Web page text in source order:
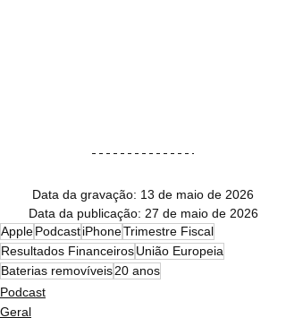
Data da gravação: 13 de maio de 2026
Data da publicação: 27 de maio de 2026
ApplePodcastiPhoneTrimestre Fiscal
Resultados FinanceirosUnião Europeia
Baterias removíveis20 anos
Podcast
Geral